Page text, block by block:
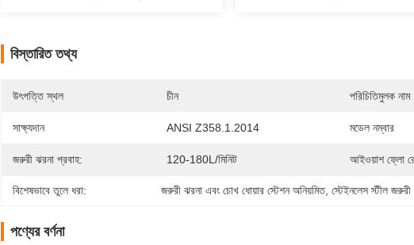
বিস্তারিত তথ্য
উৎপত্তি স্থল চীন পরিচিতিমুলক নাম
সাক্ষ্যদান ANSI Z358.1.2014 মডেল নম্বার
জরুরী ঝরনা প্রবাহ: 120-180L/মিনিট আইওয়াশ ফ্লো
বিশেষভাবে তুলে ধরা: জরুরী ঝরনা এবং চোখ ধোয়ার স্টেশন অনিয়মিত, স্টেইনলেস স্টীল
পণ্যের বর্ণনা